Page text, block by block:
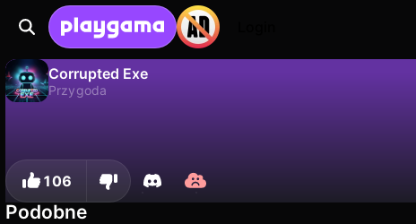
Corrupted Exe
Przygoda
106
Podobne